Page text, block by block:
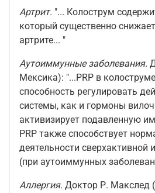
Артрит. "... Колострум
который существенно
артрите... "
Аутоиммунные заболевания.
Мексика): "...PRP в
способность регулировать
системы, как и гормоны
активизирует подавленную
PRP также способствует
деятельности
(при аутоиммунных
Аллергия. Доктор Р. Макслед